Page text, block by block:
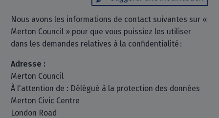
Nous avons les informations de contact suivantes sur «
Merton Council » pour que vous puissiez les utiliser
dans les demandes relatives à la confidentialité :
Adresse :
Merton Council
À l'attention de : Délégué à la protection des données
Merton Civic Centre
London Road